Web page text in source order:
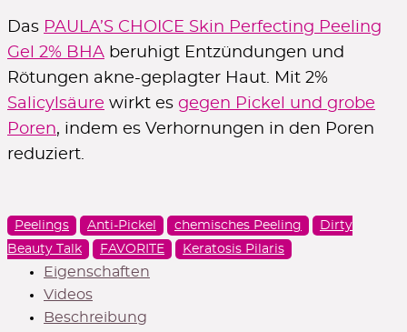
im 1. Newsletter - ab 50€ Bestellwert
ZUR ANMELDUNG
im 1. Newsletter ab 25€ Bestellwert
Das PAULA’S CHOICE Skin Perfecting Peeling
Gel 2% BHA beruhigt Entzündungen und
Rötungen akne-geplagter Haut. Mit 2%
Salicylsäure wirkt es gegen Pickel und grobe
Poren, indem es Verhornungen in den Poren
reduziert.
Peelings Anti-Pickel chemisches Peeling
Dirty
Beauty Talk
FAVORITE Keratosis Pilaris
Eigenschaften
Videos
Beschreibung